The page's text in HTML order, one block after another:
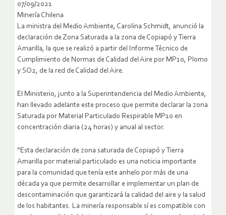
07/09/2021
Minería Chilena
La ministra del Medio Ambiente, Carolina Schmidt, anunció la
declaración de Zona Saturada a la zona de Copiapó y Tierra
Amarilla, la que se realizó a partir del Informe Técnico de
Cumplimiento de Normas de Calidad del Aire por MP10, Plomo
y SO2, de la red de Calidad del Aire.
El Ministerio, junto a la Superintendencia del Medio Ambiente,
han llevado adelante este proceso que permite declarar la zona
Saturada por Material Particulado Respirable MP10 en
concentración diaria (24 horas) y anual al sector.
“Esta declaración de zona saturada de Copiapó y Tierra
Amarilla por material particulado es una noticia importante
para la comunidad que tenía este anhelo por más de una
década ya que permite desarrollar e implementar un plan de
descontaminación que garantizará la calidad del aire y la salud
de los habitantes. La minería responsable sí es compatible con